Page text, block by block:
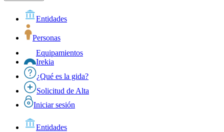
Entidades
Personas
Equipamientos
Irekia
¿Qué es la gida?
Solicitud de Alta
Iniciar sesión
Entidades